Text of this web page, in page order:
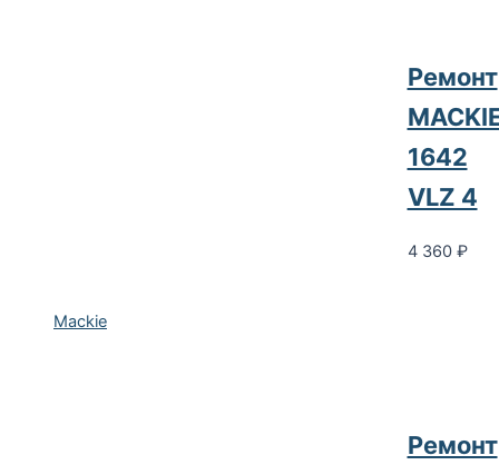
Mackie
Ремонт
1642
VLZ 4
4 360 ₽
Ремонт